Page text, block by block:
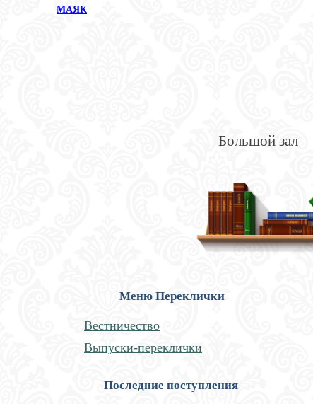
МАЯК
Большой зал
Меню Переклички
Вестничество
Выпуски-переклички
Последние поступления